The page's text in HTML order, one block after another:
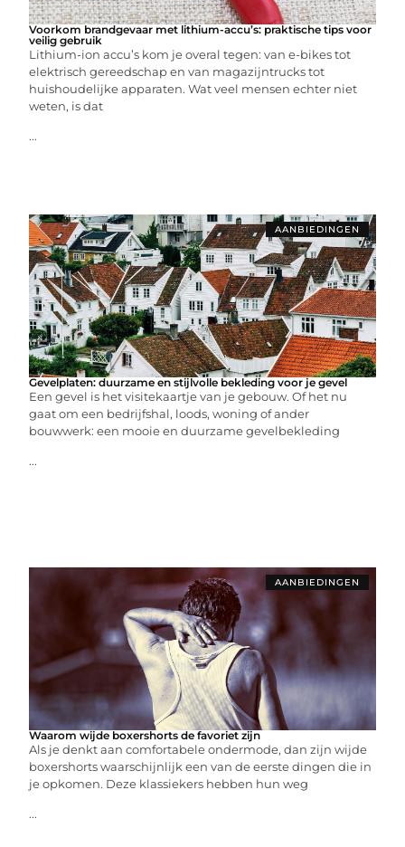
Voorkom brandgevaar met lithium-accu’s: praktische tips voor
veilig gebruik
Lithium-ion accu’s kom je overal tegen: van e-bikes tot
elektrisch gereedschap en van magazijntrucks tot
huishoudelijke apparaten. Wat veel mensen echter niet
weten, is dat
...
AANBIEDINGEN
Gevelplaten: duurzame en stijlvolle bekleding voor je gevel
Een gevel is het visitekaartje van je gebouw. Of het nu
gaat om een bedrijfshal, loods, woning of ander
bouwwerk: een mooie en duurzame gevelbekleding
...
AANBIEDINGEN
Waarom wijde boxershorts de favoriet zijn
Als je denkt aan comfortabele ondermode, dan zijn wijde
boxershorts waarschijnlijk een van de eerste dingen die in
je opkomen. Deze klassiekers hebben hun weg
...